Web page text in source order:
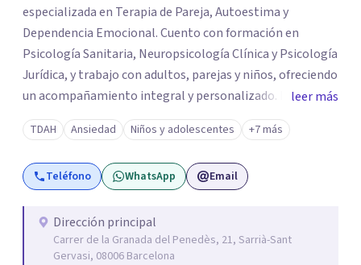
especializada en Terapia de Pareja, Autoestima y
Dependencia Emocional. Cuento con formación en
Psicología Sanitaria, Neuropsicología Clínica y Psicología
Jurídica, y trabajo con adultos, parejas y niños, ofreciendo
un acompañamiento integral y personalizado. Desarrollo
mi labor en el Centro de Psicología Clínica, acreditado
por el registro autonómico de centros, servicios y
establecimientos sanitarios, y situado en el corazón de
Barcelona, donde tengo el privilegio de compartir
Psicología Clínica y de la Salud.
leer más
TDAH Ansiedad Niños y adolescentes +7 más
Teléfono WhatsApp Email
Dirección principal
Carrer de la Granada del Penedès, 21, Sarrià-Sant
Gervasi, 08006 Barcelona